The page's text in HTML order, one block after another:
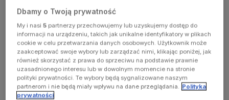
has
occurred
(see the
browser
Dbamy o Twoją prywatność
My i nasi5 partnerzy przechowujemy lub uzyskujemy dostęp do
informacji na urządzeniu, takich jak unikalne identyfikatory w plikach
cookie w celu przetwarzania danych osobowych. Użytkownik może
zaakceptować swoje wybory lub zarządzać nimi, klikając poniżej, jak
również skorzystać z prawa do sprzeciwu na podstawie prawnie
uzasadnionego interesu lub w dowolnym momencie na stronie
polityki prywatności. Te wybory będą sygnalizowane naszym
partnerom i nie będą miały wpływu na dane przeglądania. Polityka
prywatności